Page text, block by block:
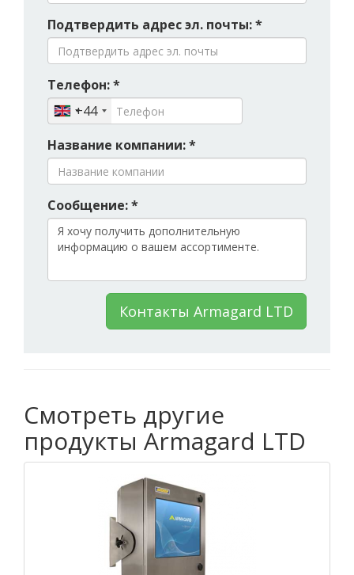
Подтвердить адрес эл. почты: *
Телефон: *
+44
Название компании: *
Сообщение: *
Контакты Armagard LTD
Смотреть другие
продукты Armagard LTD